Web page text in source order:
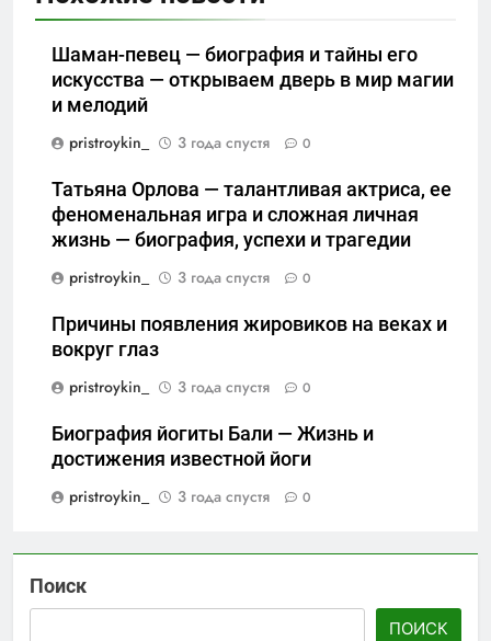
Шаман-певец — биография и тайны его
искусства — открываем дверь в мир магии
и мелодий
pristroykin_
3 года спустя 0
Татьяна Орлова — талантливая актриса, ее
феноменальная игра и сложная личная
жизнь — биография, успехи и трагедии
pristroykin_
3 года спустя 0
Причины появления жировиков на веках и
вокруг глаз
pristroykin_
3 года спустя 0
Биография йогиты Бали — Жизнь и
достижения известной йоги
pristroykin_
3 года спустя 0
Поиск
ПОИСК